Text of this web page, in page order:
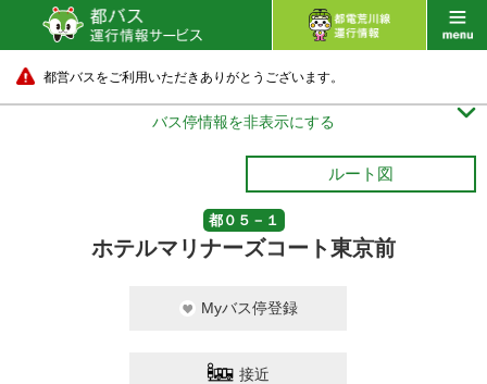
都営バスをご利用いただきありがとうございます。
バス停情報を非表示にする 
ルート図
都０５－１
ホテルマリナーズコート東京前
Myバス停登録
接近